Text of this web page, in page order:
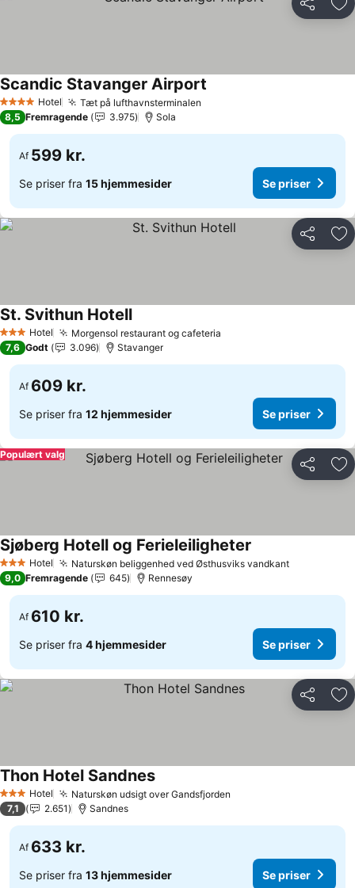
Del
4 StjernerHotel Tæt på lufthavnsterminalen
Scandic Stavanger Airport
8,5 Fremragende 3.975 Sola
Af 599 kr.
Se priser fra 15 hjemmesider Se priser
Del
3 StjernerHotel Morgensol restaurant og cafeteria
St. Svithun HotellSe priser
7,6 Godt 3.096 Stavanger
Af 609 kr.
Se priser fra 12 hjemmesider Se priser
Del
Populært valg
3 StjernerHotel Naturskøn beliggenhed ved Østhusviks vandkantSe priser
Sjøberg Hotell og Ferieleiligheter
9,0 Fremragende 645 Rennesøy
Af 610 kr.
Se priser fra 4 hjemmesider Se priser
Del
3 StjernerHotel Naturskøn udsigt over Gandsfjorden
Thon Hotel SandnesSe priser
7,1 2.651 Sandnes
Af 633 kr.
Se priser fra 13 hjemmesider Se priser